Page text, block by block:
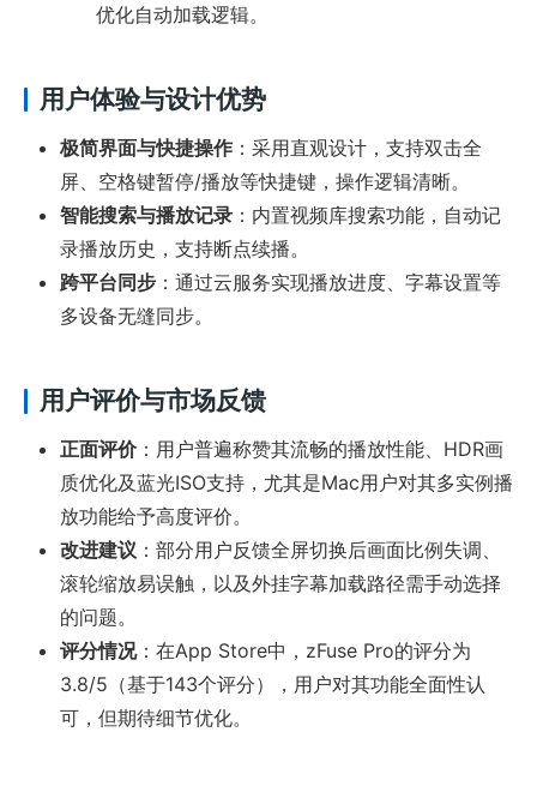
优化自动加载逻辑。
用户体验与设计优势
极简界面与快捷操作 ：采用直观设计，支持双击全
屏、空格键暂停/播放等快捷键，操作逻辑清晰。
智能搜索与播放记录 ：内置视频库搜索功能，自动记
录播放历史，支持断点续播。
跨平台同步 ：通过云服务实现播放进度、字幕设置等
多设备无缝同步。
用户评价与市场反馈
正面评价：用户普遍称赞其流畅的播放性能、HDR画
质优化及蓝光ISO支持，尤其是Mac用户对其多实例播
放功能给予高度评价。
改进建议 ：部分用户反馈全屏切换后画面比例失调、
滚轮缩放易误触，以及外挂字幕加载路径需手动选择
的问题。
评分情况：在App Store中，zFuse Pro的评分为
3.8/5（基于143个评分），用户对其功能全面性认
可，但期待细节优化。